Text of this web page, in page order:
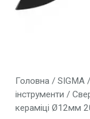
Головна/ SIGMA/
інструменти /
кераміці Ø12мм